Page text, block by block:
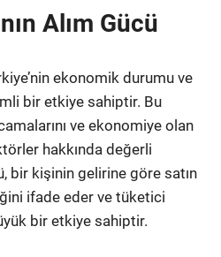
Alım Gücü
ekonomik durumu ve
bir etkiye sahiptir. Bu
ve ekonomiye olan
hakkında değerli
bir kişinin gelirine göre satın
ifade eder ve tüketici
bir etkiye sahiptir.